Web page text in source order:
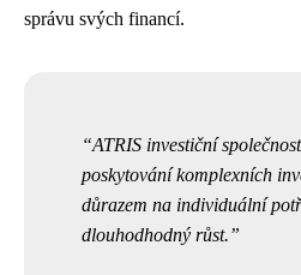
správu svých financí.
ATRIS investiční
poskytování komplexních
důrazem na individuální
dlouhodhodný růst.